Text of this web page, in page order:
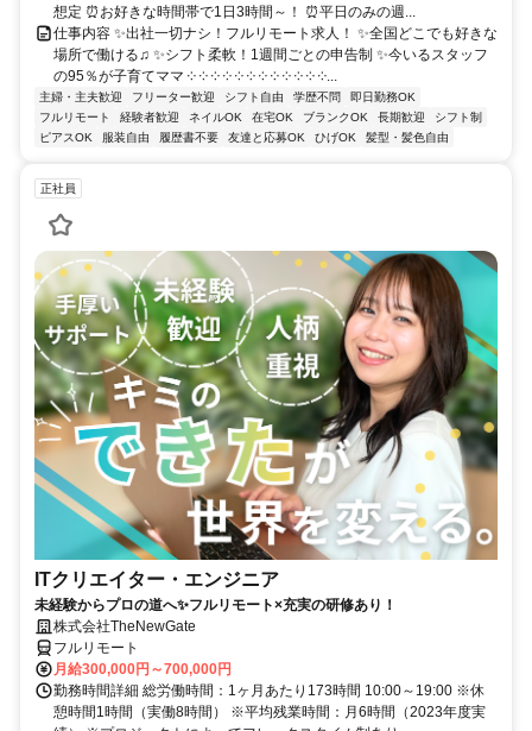
想定 ⏰お好きな時間帯で1日3時間～！ ⏰平日のみの週...
仕事内容 ✨出社一切ナシ！フルリモート求人！ ✨全国どこでも好きな
場所で働ける♫ ✨シフト柔軟！1週間ごとの申告制 ✨今いるスタッフ
の95％が子育てママ ༶ ༶ ༶ ༶ ༶ ༶ ༶ ༶ ༶ ༶ ༶ ༶...
主婦・主夫歓迎 フリーター歓迎 シフト自由 学歴不問
即日勤務OK
フルリモート
経験者歓迎 ネイルOK 在宅OK ブランクOK 長期歓迎
シフト制
ピアスOK
服装自由 履歴書不要 友達と応募OK ひげOK 髪型・髪色自由
正社員
ITクリエイター・エンジニア
未経験からプロの道へ✨フルリモート×充実の研修あり！
株式会社TheNewGate
フルリモート
月給300,000円～700,000円
勤務時間詳細 総労働時間：1ヶ月あたり173時間 10:00～19:00 ※休
憩時間1時間（実働8時間） ※平均残業時間：月6時間（2023年度実